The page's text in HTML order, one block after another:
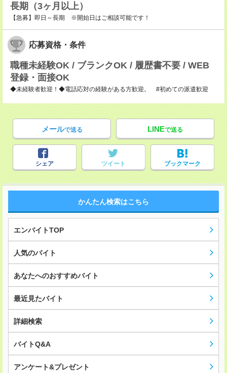
長期（3ヶ月以上）
【急募】即日～長期 ※開始日はご相談可能です！
応募資格・条件
職種未経験OK / ブランクOK / 履歴書不要 / WEB
登録・面接OK
◆未経験者歓迎！◆電話応対の経験がある方歓迎。 #初めての派遣歓迎
メールで送る LINEで送る
シェア ツイート ブックマーク
かんたん検索はこちら
エンバイトTOP
人気のバイト
あなたへのおすすめバイト
最近見たバイト
詳細検索
バイトQ&A
アンケート&プレゼント